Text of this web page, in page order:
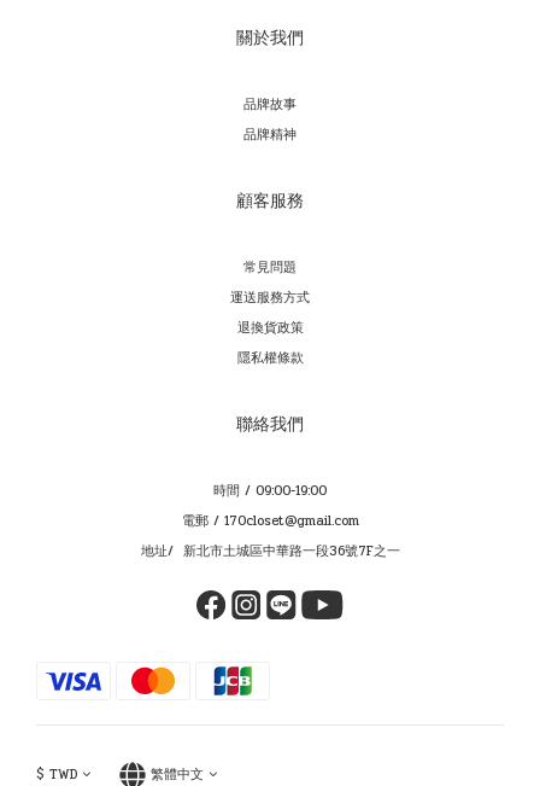
關於我們
品牌故事
品牌精神
顧客服務
常見問題
運送服務方式
退換貨政策
隱私權條款
聯絡我們
時間 / 09:00-19:00
電郵 / 170closet@gmail.com
地址/ 新北市土城區中華路一段36號7F之一
$ TWD 繁體中文